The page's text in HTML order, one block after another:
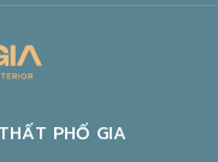
PHỐ GIA